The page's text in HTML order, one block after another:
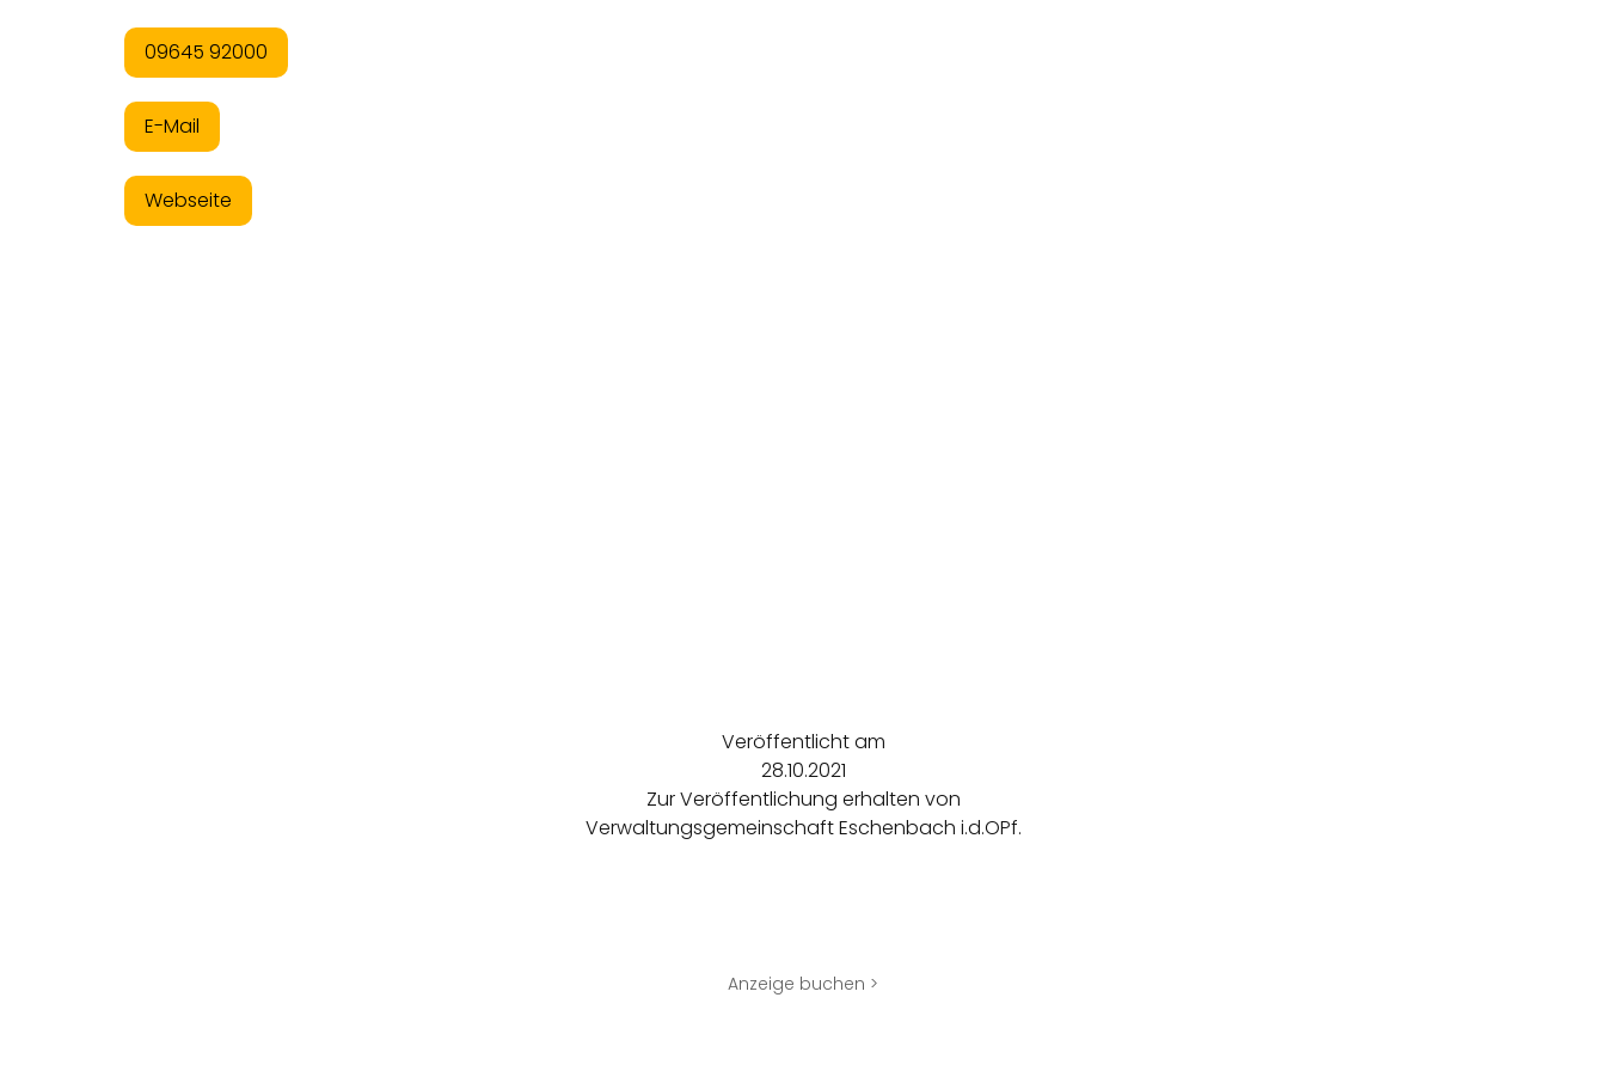
09645 92000
E-Mail
Webseite
Veröffentlicht am
28.10.2021
Zur Veröffentlichung erhalten von
Verwaltungsgemeinschaft Eschenbach i.d.OPf.
Anzeige buchen >